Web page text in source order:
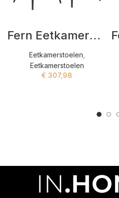
Fern Eetkamerstoelen Grijs
Eetkamerstoelen
Eetkamerstoelen
€ 307,98